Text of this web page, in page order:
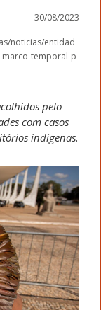
30/08/2023
noticias/entidad
temporal-p
pelo
com casos
indígenas.